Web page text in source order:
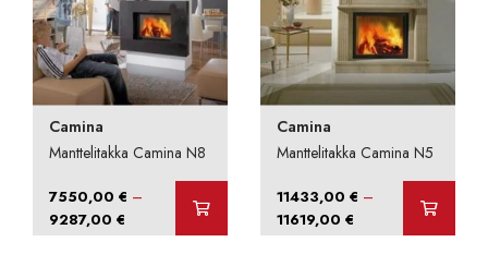
Camina
Manttelitakka Camina N8
7550,00€ –
9287,00€ Hintaluokka:
7550,00 €
Camina
Manttelitakka Camina N5
11433,00€ –
11619,00€ Hintaluokka:
11433,00 €